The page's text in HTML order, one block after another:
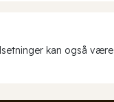
kan også være